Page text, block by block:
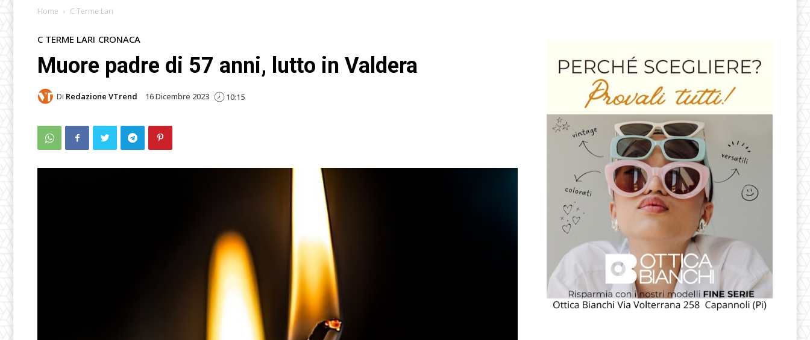
Home C Terme Lari
C TERME LARI CRONACA
Muore padre di 57 anni, lutto in Valdera
Di Redazione VTrend 16 Dicembre 2023 10:15